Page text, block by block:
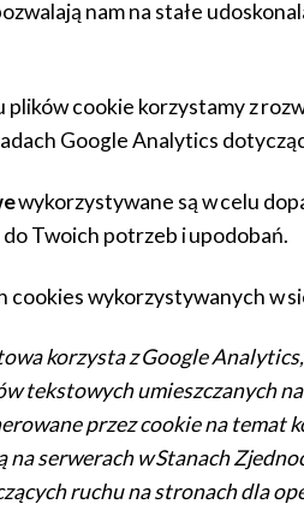
nam na stałe
cookie korzystamy z
Google Analytics
wykorzystywane są w celu
Twoich potrzeb i upodobań.
cookies wykorzystywanych w
korzysta z Google
tekstowych umieszczanych
przez cookie na temat
na serwerach w Stanach
ruchu na stronach dla